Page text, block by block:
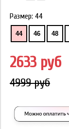
Размер: 44
44 46 48
2633 руб
4999 руб